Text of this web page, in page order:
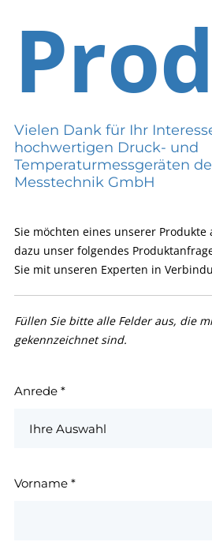
Vielen Dank für Ihr
hochwertigen Druck- und
Temperaturmessgeräten
Messtechnik GmbH
Sie möchten eines unserer Produkte
dazu unser folgendes
Sie mit unseren Experten in
Füllen Sie bitte alle Felder aus, die
gekennzeichnet sind.
Anrede *
Vorname *